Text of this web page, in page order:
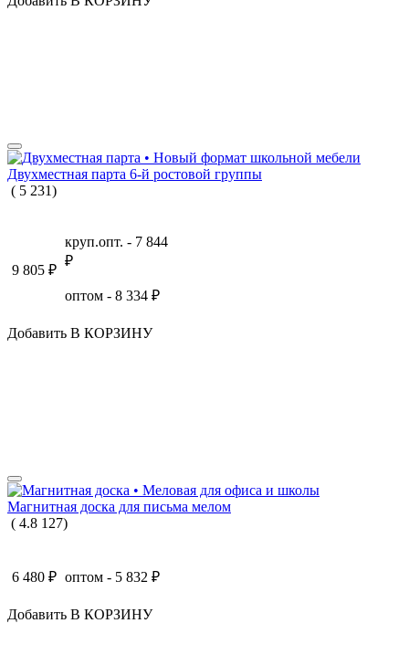
Двухместная парта 6-й ростовой группы
( 5 231)
9 805 ₽
круп.опт. - 7 844
₽
оптом - 8 334 ₽
Добавить В КОРЗИНУ
Магнитная доска для письма мелом
( 4.8 127)
6 480 ₽ оптом - 5 832 ₽
Добавить В КОРЗИНУ